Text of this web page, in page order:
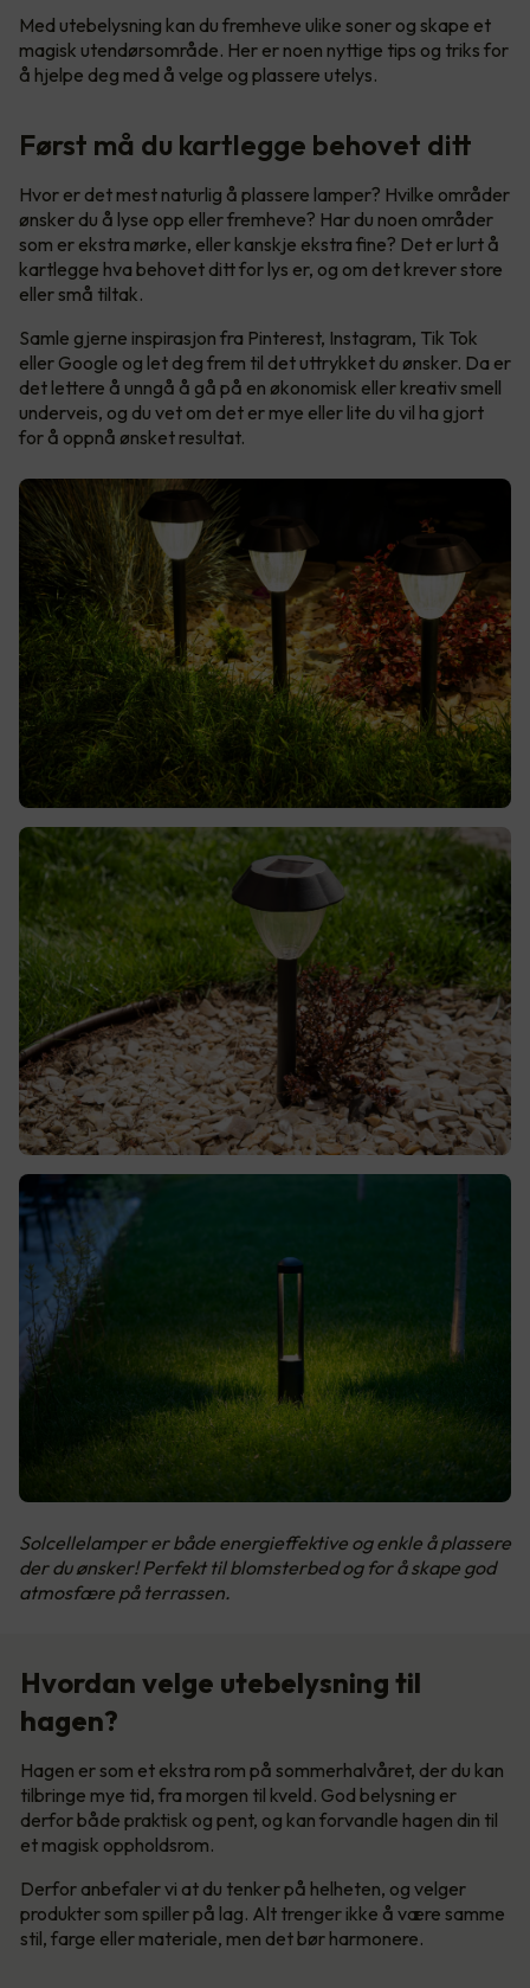
Med utebelysning kan du fremheve ulike soner og skape et
magisk utendørsområde. Her er noen nyttige tips og triks for
å hjelpe deg med å velge og plassere utelys.
Først må du kartlegge behovet ditt
Hvor er det mest naturlig å plassere lamper? Hvilke områder
ønsker du å lyse opp eller fremheve? Har du noen områder
som er ekstra mørke, eller kanskje ekstra fine? Det er lurt å
kartlegge hva behovet ditt for lys er, og om det krever store
eller små tiltak.
Samle gjerne inspirasjon fra Pinterest, Instagram, Tik Tok
eller Google og let deg frem til det uttrykket du ønsker. Da er
det lettere å unngå å gå på en økonomisk eller kreativ smell
underveis, og du vet om det er mye eller lite du vil ha gjort
for å oppnå ønsket resultat.
Solcellelamper er både energieffektive og enkle å plassere
der du ønsker! Perfekt til blomsterbed og for å skape god
atmosfære på terrassen.
Hvordan velge utebelysning til
hagen?
Hagen er som et ekstra rom på sommerhalvåret, der du kan
tilbringe mye tid, fra morgen til kveld. God belysning er
derfor både praktisk og pent, og kan forvandle hagen din til
et magisk oppholdsrom.
Derfor anbefaler vi at du tenker på helheten, og velger
produkter som spiller på lag. Alt trenger ikke å være samme
stil, farge eller materiale, men det bør harmonere.